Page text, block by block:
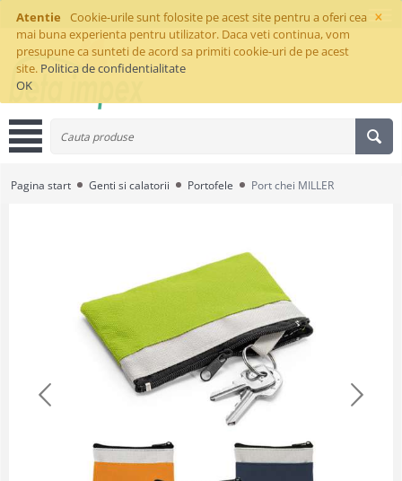
×
Atentie
Cookie-urile sunt folosite pe acest site pentru a oferi cea
mai buna experienta pentru utilizator. Daca veti continua, vom
presupune ca sunteti de acord sa primiti cookie-uri de pe acest
site. Politica de confidentialitate
OK
Pagina start Genti si calatorii Portofele Port chei MILLER